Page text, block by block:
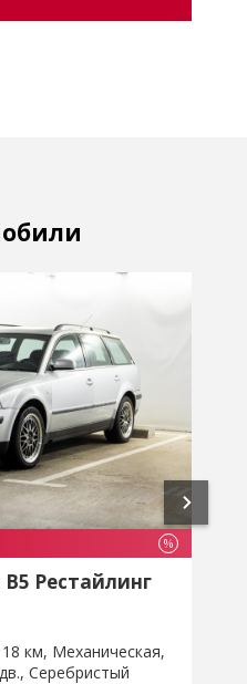
%
2.0 AMT (140
км Робот Передний